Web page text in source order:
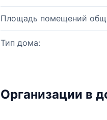
Площадь помещений
Тип дома:
Организации в